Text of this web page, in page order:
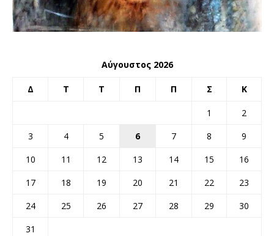
Αύγουστος 2026
Δ Τ Τ Π Π Σ Κ
1
2
3
4 5 6 7 8
9
10
11 12 13 14 15
16
17
18 19 20 21 22
23
24
25 26 27 28 29
30
31